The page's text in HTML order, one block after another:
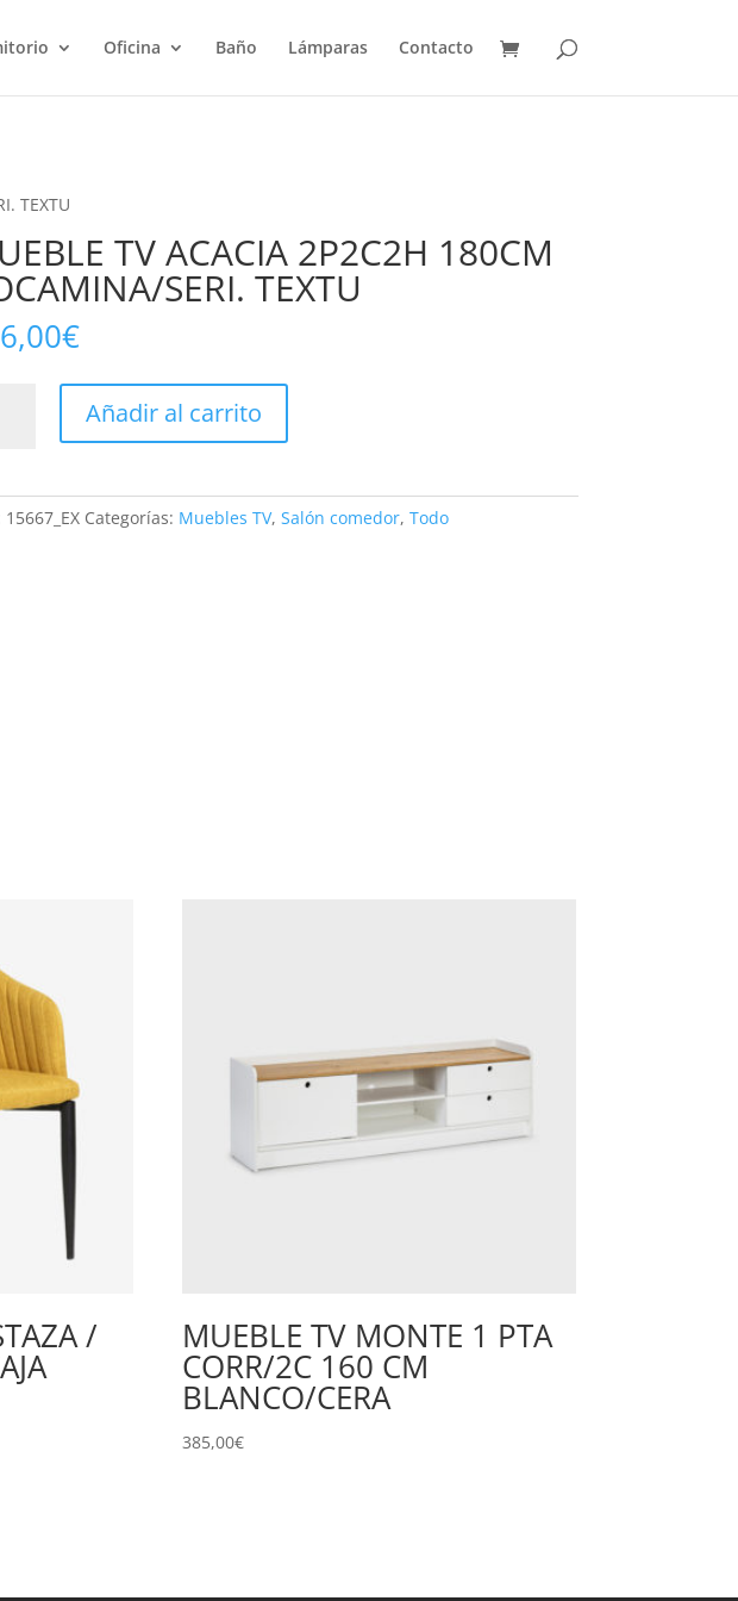
Oficina Baño Lámparas Contacto
TEXTU
TV ACACIA 2P2C2H 180CM
SERI. TEXTU
€
SERI.
Añadir al carrito
15667_EX Categorías: Muebles TV, Salón comedor, Todo
/ MUEBLE TV MONTE 1 PTA
CORR/2C 160 CM
BLANCO/CERA
385,00€